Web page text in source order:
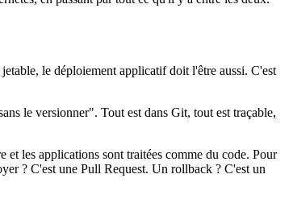
le déploiement applicatif doit l'être aussi. C'est
le versionner". Tout est dans Git, tout est traçable,
les applications sont traitées comme du code. Pour
? C'est une Pull Request. Un rollback ? C'est un